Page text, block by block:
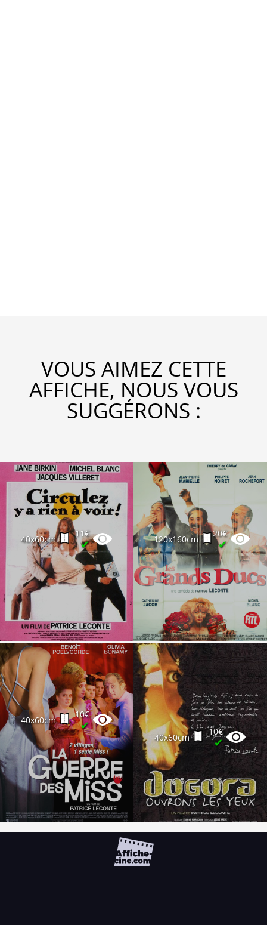
VOUS AIMEZ CETTE
AFFICHE, NOUS VOUS
SUGGÉRONS :
40x60cm
11€
✔ 120x160cm
20€
✔
40x60cm
10€
✔
40x60cm
10€
✔